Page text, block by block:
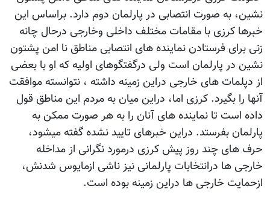
نشین، به صورت انتصابی در پارلمان دوم دارد. براساس این
خبرها کرزی با مقامات مختلف داخلی وخارجی درحال چانه
زنی برای فرستادن نماینده های انتصابی مناطق نا امن پشتون
نشین در پارلمان است ولی درگفتگوهای اولیه که او با بعضی
از دپلمات های خارجی دراین زمینه داشته ، نتوانسته موافقت
آنها را بگیرد. کرزی اما، دراین میان به مردم این مناطق قول
داده است تا نماینده های آنان را به هر صورت ممکن به
پارلمان بفرستد. دراین خبرهای تایید نشده گفته میشود،
حرف های چند روز پیش کرزی درمورد نگرانی از مداخله
خارجی ها درانتخابات پارلمانی نیز ناشی ازمایوس شدنش،
ازحمایت خارجی ها دراین زمینه بوده است.